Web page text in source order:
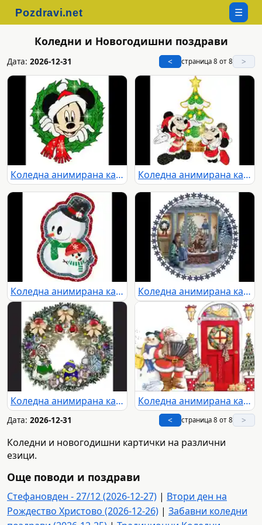
☰
Коледни и Новогодишни поздрави
Дата: 2026-12-31 < страница 8 от 8 >
Коледна анимирана картичка2257 Коледна анимирана картичка2258
Коледна анимирана картичка2262 Коледна анимирана картичка2266
Коледна анимирана картичка2269 Коледна анимирана картичка2281
Дата: 2026-12-31 < страница 8 от 8 >
Коледни и новогодишни картички на различни
езици.
Още поводи и поздрави
Стефановден - 27/12 (2026-12-27) | Втори ден на
Рождество Христово (2026-12-26) | Забавни коледни